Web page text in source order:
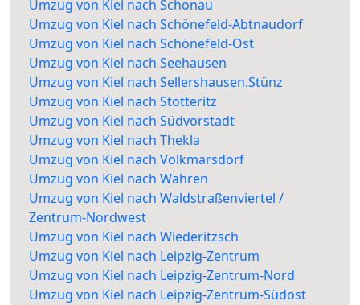
Umzug von Kiel nach Schonau
Umzug von Kiel nach Schönefeld-Abtnaudorf
Umzug von Kiel nach Schönefeld-Ost
Umzug von Kiel nach Seehausen
Umzug von Kiel nach Sellershausen.Stünz
Umzug von Kiel nach Stötteritz
Umzug von Kiel nach Südvorstadt
Umzug von Kiel nach Thekla
Umzug von Kiel nach Volkmarsdorf
Umzug von Kiel nach Wahren
Umzug von Kiel nach Waldstraßenviertel /
Zentrum-Nordwest
Umzug von Kiel nach Wiederitzsch
Umzug von Kiel nach Leipzig-Zentrum
Umzug von Kiel nach Leipzig-Zentrum-Nord
Umzug von Kiel nach Leipzig-Zentrum-Südost